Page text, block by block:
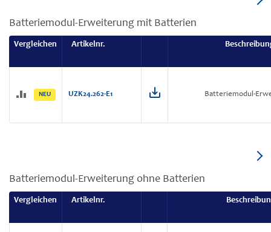
Batteriemodul-Erweiterung mit Batterien
Vergleichen Artikelnr.
NEU UZK24.262-E1 Batteriemodul-
Batteriemodul-Erweiterung ohne Batterien
Vergleichen Artikelnr.